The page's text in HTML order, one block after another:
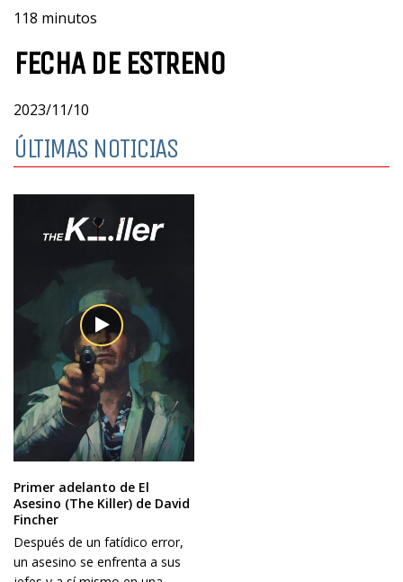
118 minutos
FECHA DE ESTRENO
2023/11/10
ÚLTIMAS NOTICIAS
Primer adelanto de El
Asesino (The Killer) de David
Fincher
Después de un fatídico error,
un asesino se enfrenta a sus